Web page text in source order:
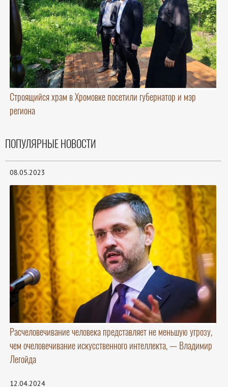
Строящийся храм в Хромовке посетили губернатор и мэр
региона
ПОПУЛЯРНЫЕ НОВОСТИ
08.05.2023
Расчеловечивание человека представляет не меньшую угрозу,
чем очеловечивание искусственного интеллекта, — Владимир
Легойда
12.04.2024